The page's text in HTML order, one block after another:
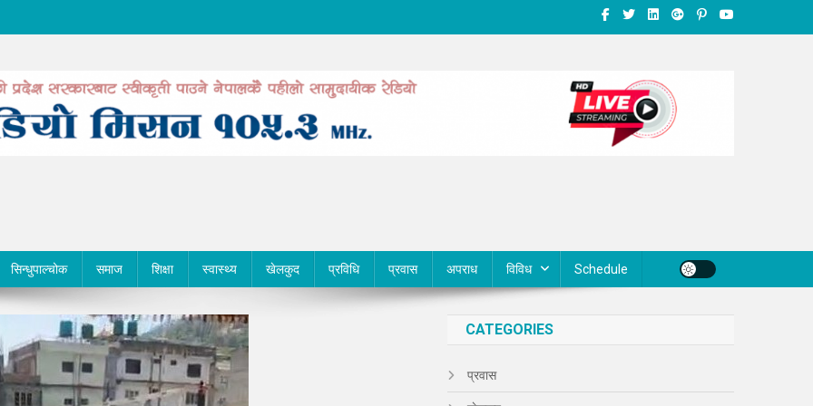
सिन्धुपाल्चोक समाज शिक्षा स्वास्थ्य खेलकुद प्रविधि प्रवास अपराध विविध Schedule
CATEGORIES
प्रवास